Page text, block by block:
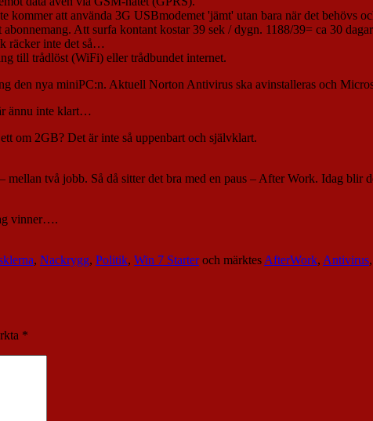
kommer att använda 3G USBmodemet 'jämt' utan bara när det behövs
Att surfa kontant kostar 39 sek / dygn. 1188/39= ca 30
räcker inte det så…
till trådlöst (WiFi) eller trådbundet internet.
den nya miniPC:n. Aktuell Norton Antivirus ska avinstalleras och
ännu inte klart…
om 2GB? Det är inte så uppenbart och självklart.
mellan två jobb. Så då sitter det bra med en paus – After Work. Idag
vinner….
, Nackrygg, Politik, Win 7 Starteroch märktesAfterWork, Antivirus,
*